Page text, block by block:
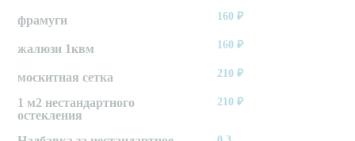
фрамуги 160 ₽
жалюзи 1квм 160 ₽
москитная сетка 210 ₽
1 м2 нестандартного
остекления
210 ₽